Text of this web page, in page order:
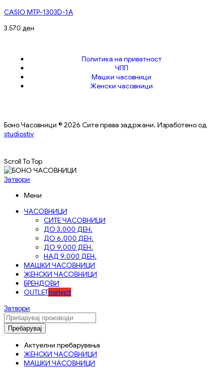
CASIO MTP-1303D-1A
3.570 ден
Политика на приватност
ЧПП
Машки часовници
Женски часовници
Боно Часовници © 2026 Сите права задржани. Изработено од
studiostiv
Scroll To Top
Затвори
Мени
ЧАСОВНИЦИ
СИТЕ ЧАСОВНИЦИ
ДО 3.000 ДЕН.
ДО 6.000 ДЕН.
ДО 9.000 ДЕН.
НАД 9.000 ДЕН.
МАШКИ ЧАСОВНИЦИ
ЖЕНСКИ ЧАСОВНИЦИ
БРЕНДОВИ
OUTLETпопуст
Затвори
Пребарувај
Актуелни пребарувања
ЖЕНСКИ ЧАСОВНИЦИ
МАШКИ ЧАСОВНИЦИ